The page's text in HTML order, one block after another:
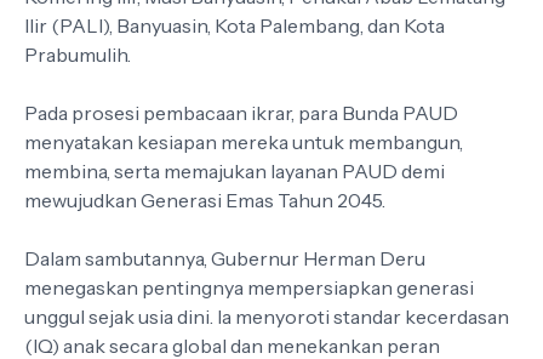
Ilir (PALI), Banyuasin, Kota Palembang, dan Kota
Prabumulih.
Pada prosesi pembacaan ikrar, para Bunda PAUD
menyatakan kesiapan mereka untuk membangun,
membina, serta memajukan layanan PAUD demi
mewujudkan Generasi Emas Tahun 2045.
Dalam sambutannya, Gubernur Herman Deru
menegaskan pentingnya mempersiapkan generasi
unggul sejak usia dini. Ia menyoroti standar kecerdasan
(IQ) anak secara global dan menekankan peran